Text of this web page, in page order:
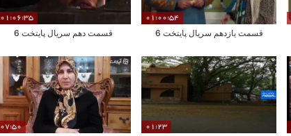
01:00:54
قسمت یازدهم سریال پایتخت 6
01:06:35
قسمت دهم سریال پایتخت 6
01:23
07:50